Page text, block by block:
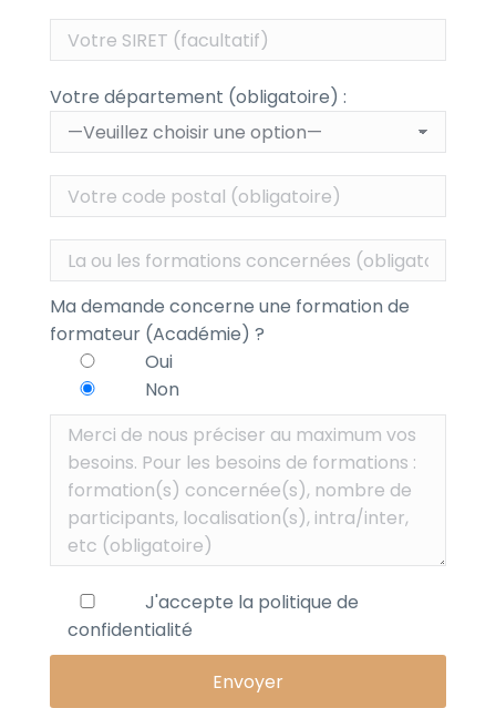
Votre département (obligatoire) :
Ma demande concerne une formation de
formateur (Académie) ?
Oui
Non
J'accepte la politique de
confidentialité